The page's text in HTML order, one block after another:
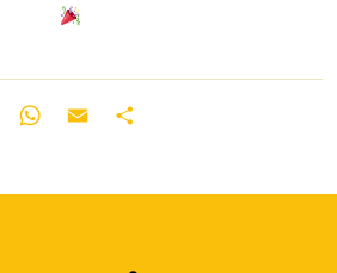
FacebookWhatsApp
Email